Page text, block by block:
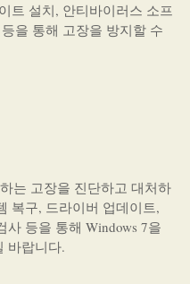
트 설치, 안티바이러스 소프
을 통해 고장을 방지할 수
는 고장을 진단하고 대처하
복구, 드라이버 업데이트,
등을 통해 Windows 7을
바랍니다.